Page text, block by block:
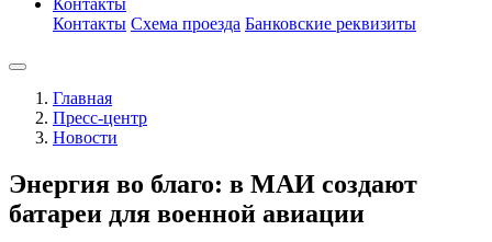
Контакты
Контакты Схема проезда Банковские реквизиты
Главная
Пресс-центр
Новости
Энергия во благо: в МАИ создают
батареи для военной авиации